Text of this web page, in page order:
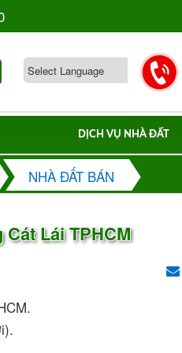
DỊCH VỤ NHÀ ĐẤT
NHÀ ĐẤT BÁN
Lái TPHCM